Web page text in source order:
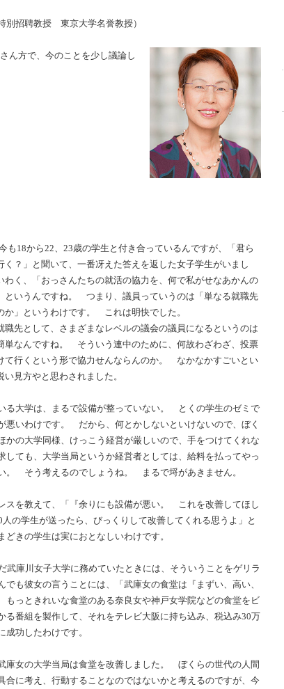
別招聘教授 東京大学名誉教授）
ん方で、今のことを少し議論し
も18から22、23歳の学生と付き合っているんですが、「君ら
く？」と聞いて、一番冴えた答えを返した女子学生がいまし
く、「おっさんたちの就活の協力を、何で私がせなあかんの
というんですね。 つまり、議員っていうのは「単なる就職先
か」というわけです。 これは明快でした。
職先として、さまざまなレベルの議会の議員になるというのは
単なんですね。 そういう連中のために、何故わざわざ、投票
て行くという形で協力せんならんのか。 なかなかすごいとい
い見方やと思わされました。
大学は、まるで設備が整っていない。 とくの学生のゼミで
悪いわけです。 だから、何とかしないといけないので、ぼく
かの大学同様、けっこう経営が厳しいので、手をつけてくれな
ても、大学当局というか経営者としては、給料を払ってやっ
。 そう考えるのでしょうね。 まるで埒があきません。
スを教えて、「『余りにも設備が悪い。 これを改善してほし
の学生が送ったら、びっくりして改善してくれる思うよ」と
きの学生は実におとなしいわけです。
武庫川女子大学に務めていたときには、そういうことをゲリラ
も彼女の言うことには、「武庫女の食堂は『まずい、高い、
っときれいな食堂のある奈良女や神戸女学院などの食堂をビ
る番組を製作して、それをテレビ大阪に持ち込み、税込み30万
成功したわけです。
庫女の大学当局は食堂を改善しました。 ぼくらの世代の人間
合に考え、行動することなのではないかと考えるのですが、今